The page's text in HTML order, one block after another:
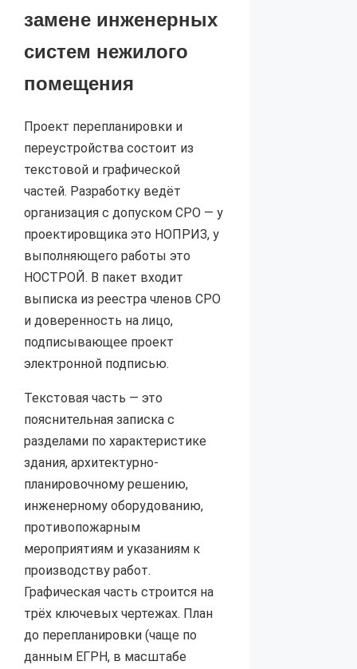
замене инженерных
систем нежилого
помещения
Проект перепланировки и
переустройства состоит из
текстовой и графической
частей. Разработку ведёт
организация с допуском СРО — у
проектировщика это НОПРИЗ, у
выполняющего работы это
НОСТРОЙ. В пакет входит
выписка из реестра членов СРО
и доверенность на лицо,
подписывающее проект
электронной подписью.
Текстовая часть — это
пояснительная записка с
разделами по характеристике
здания, архитектурно-
планировочному решению,
инженерному оборудованию,
противопожарным
мероприятиям и указаниям к
производству работ.
Графическая часть строится на
трёх ключевых чертежах. План
до перепланировки (чаще по
данным ЕГРН, в масштабе